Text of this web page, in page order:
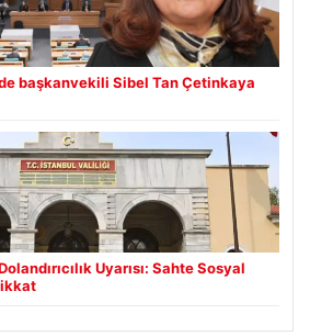
başkanvekili Sibel Tan Çetinkaya
Uyarısı: Sahte Sosyal